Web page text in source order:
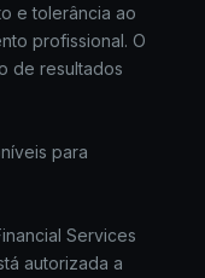
e tolerância ao
profissional. O
de resultados
para
Services
autorizada a